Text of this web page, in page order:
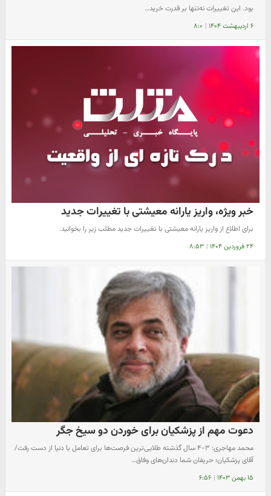
بود. این تغییرات نه‌تنها بر قدرت خرید…
۶ اردیبهشت ۱۴۰۴ | ۸:۰
خبر ویژه، واریز یارانه معیشتی با تغییرات جدید
برای اطلاع از واریز یارانه معیشتی با تغییرات جدید مطلب زیر را بخوانید.
۲۴ فروردین ۱۴۰۴ | ۸:۵۳
دعوت مهم از پزشکیان برای خوردن دو سیخ جگر
محمد مهاجری: ۳-۴ سال گذشته طلایی‌ترین فرصت‌ها برای تعامل با دنیا از دست رفت/
آقای پزشکیان؛ حریفان شما دندان‌های وفاق…
۱۵ بهمن ۱۴۰۳ | ۶:۵۶